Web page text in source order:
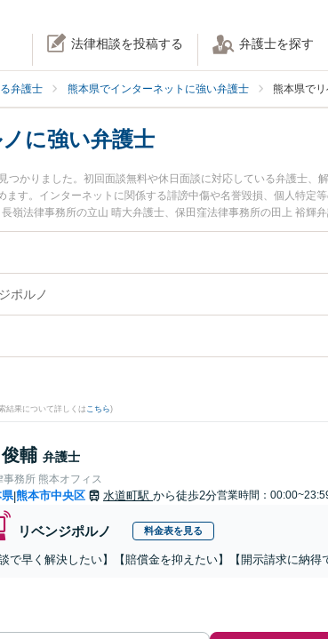
法律相談を投稿する 弁護士を探す
弁護士 熊本県でインターネットに強い弁護士 熊本県で
に強い弁護士
つかりました。初回面談無料や休日面談に対応している弁護士、
す。インターネットに関係する誹謗中傷や名誉毀損、個人特定
嶺法律事務所の立山 晴大弁護士、保田窪法律事務所の田上 裕輝
ジポルノのトラブルを今すぐに弁護士に相談したい』『リベンジ
きる熊本県内の弁護士に相談予約したい』などでお困りの相談者さ
ポルノ
結果について詳しくはこちら)
輔 弁護士
事務所 熊本オフィス
|熊本市中央区 水道町駅 から徒歩2分営業時間：
リベンジポルノ 料金表を見る
談で早く解決したい】【賠償金を抑えたい】【開示請求に納得